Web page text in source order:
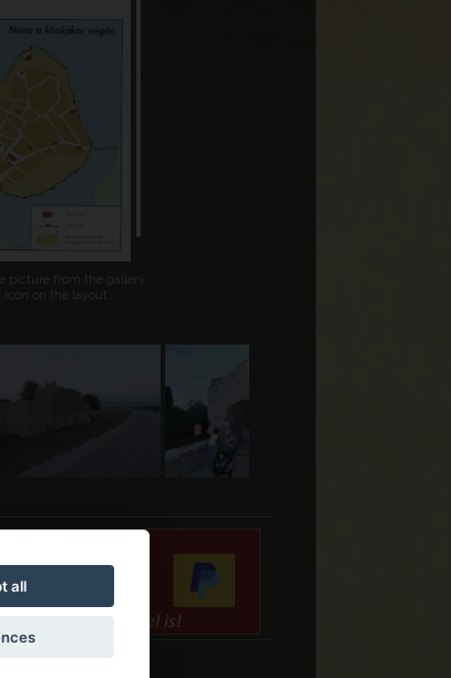
picture from the gallery
icon on the layout.
all